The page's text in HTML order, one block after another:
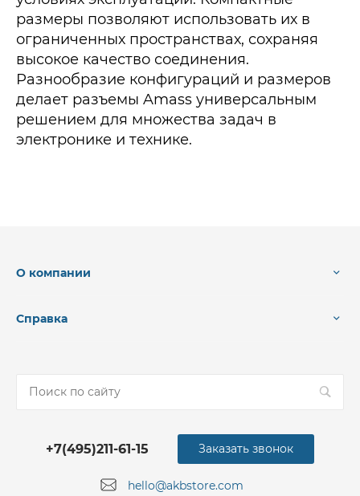
размеры позволяют использовать их в
ограниченных пространствах, сохраняя
высокое качество соединения.
Разнообразие конфигураций и размеров
делает разъемы Amass универсальным
решением для множества задач в
электронике и технике.
О компании
Справка
+7(495)211-61-15
hello@akbstore.com
Заказать звонок